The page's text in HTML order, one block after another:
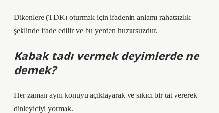
Dikenlere (TDK) oturmak için ifadenin anlamı rahatsızlık
şeklinde ifade edilir ve bu yerden huzursuzdur.
Kabak tadı vermek deyimlerde ne
demek?
Her zaman aynı konuyu açıklayarak ve sıkıcı bir tat vererek
dinleyiciyi yormak.